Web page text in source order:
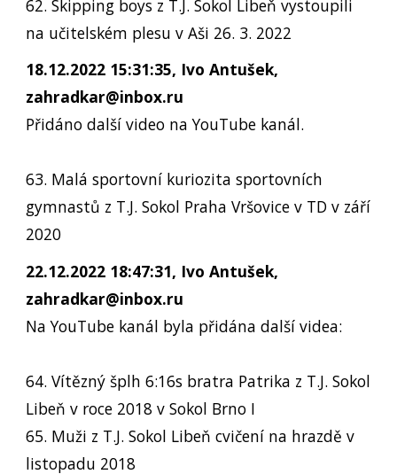
62. Skipping boys z T.J. Sokol Libeň vystoupili
na učitelském plesu v Aši 26. 3. 2022
18.12.2022 15:31:35, Ivo Antušek,
zahradkar@inbox.ru
Přidáno další video na YouTube kanál.
63. Malá sportovní kuriozita sportovních
gymnastů z T.J. Sokol Praha Vršovice v TD v září
2020
22.12.2022 18:47:31, Ivo Antušek,
zahradkar@inbox.ru
Na YouTube kanál byla přidána další videa:
64. Vítězný šplh 6:16s bratra Patrika z T.J. Sokol
Libeň v roce 2018 v Sokol Brno I
65. Muži z T.J. Sokol Libeň cvičení na hrazdě v
listopadu 2018